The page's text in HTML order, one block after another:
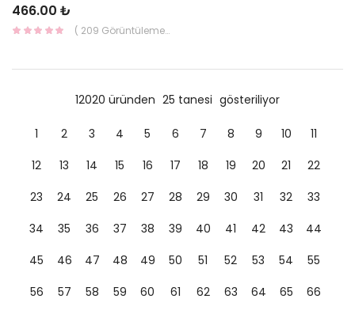
466.00 ₺
( 209 Görüntüleme )
12020 üründen 25 tanesi gösteriliyor
1 2 3 4 5 6 7 8 9 10
11
12
13 14 15 16 17 18 19 20 21
22
23
24 25 26 27 28 29 30 31 32
33
34
35 36 37 38 39 40 41 42 43
44
45
46 47 48 49 50 51 52 53 54
55
56
57 58 59 60 61 62 63 64 65
66